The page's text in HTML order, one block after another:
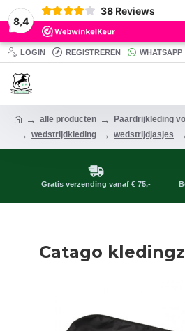
8,4
38 Reviews
LOGIN REGISTREREN WHATSAPP
alle producten
Paardrijkleding
wedstrijdkleding
wedstrijdjasjes
Gratis verzending vanaf € 75,-
Catago